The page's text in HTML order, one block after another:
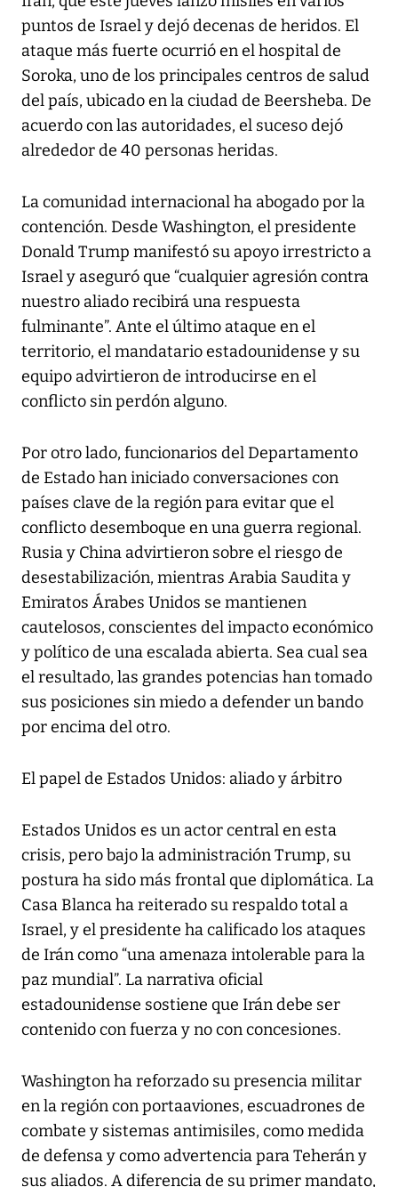
puntos de Israel y dejó decenas de heridos. El
ataque más fuerte ocurrió en el hospital de
Soroka, uno de los principales centros de salud
del país, ubicado en la ciudad de Beersheba. De
acuerdo con las autoridades, el suceso dejó
alrededor de 40 personas heridas.
La comunidad internacional ha abogado por la
contención. Desde Washington, el presidente
Donald Trump manifestó su apoyo irrestricto a
Israel y aseguró que “cualquier agresión contra
nuestro aliado recibirá una respuesta
fulminante”. Ante el último ataque en el
territorio, el mandatario estadounidense y su
equipo advirtieron de introducirse en el
conflicto sin perdón alguno.
Por otro lado, funcionarios del Departamento
de Estado han iniciado conversaciones con
países clave de la región para evitar que el
conflicto desemboque en una guerra regional.
Rusia y China advirtieron sobre el riesgo de
desestabilización, mientras Arabia Saudita y
Emiratos Árabes Unidos se mantienen
cautelosos, conscientes del impacto económico
y político de una escalada abierta. Sea cual sea
el resultado, las grandes potencias han tomado
sus posiciones sin miedo a defender un bando
por encima del otro.
El papel de Estados Unidos: aliado y árbitro
Estados Unidos es un actor central en esta
crisis, pero bajo la administración Trump, su
postura ha sido más frontal que diplomática. La
Casa Blanca ha reiterado su respaldo total a
Israel, y el presidente ha calificado los ataques
de Irán como “una amenaza intolerable para la
paz mundial”. La narrativa oficial
estadounidense sostiene que Irán debe ser
contenido con fuerza y no con concesiones.
Washington ha reforzado su presencia militar
en la región con portaaviones, escuadrones de
combate y sistemas antimisiles, como medida
de defensa y como advertencia para Teherán y
sus aliados. A diferencia de su primer mandato,